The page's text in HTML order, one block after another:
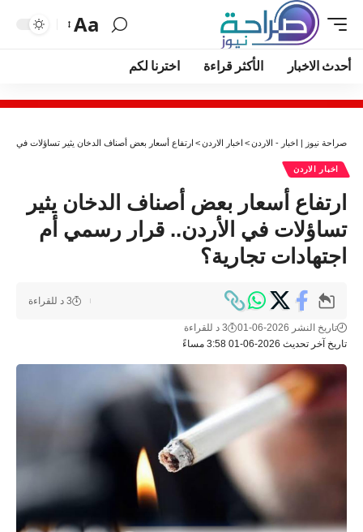
Aa
أحدث الاخبار الأكثر قراءة اخترنا لكم
صراحة نيوز | اخبار - الاردن> اخبار الاردن> ارتفاع أسعار بعض أصناف الدخان يثير تساؤلات في
اخبار الاردن
ارتفاع أسعار بعض أصناف الدخان يثير
تساؤلات في الأردن.. قرار رسمي أم
اجتهادات تجارية؟
تاريخ آخر تحديث 2026-06-01 3:58 مساءً
تاريخ النشر 2026-06-01 3 د للقراءة
3 د للقراءة